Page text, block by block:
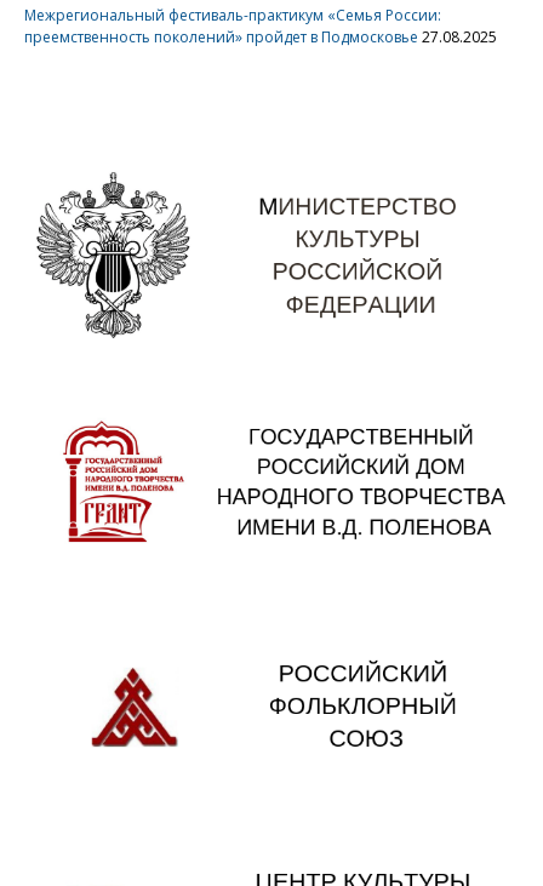
Межрегиональный фестиваль-практикум «Семья России:
преемственность поколений» пройдет в Подмосковье 27.08.2025